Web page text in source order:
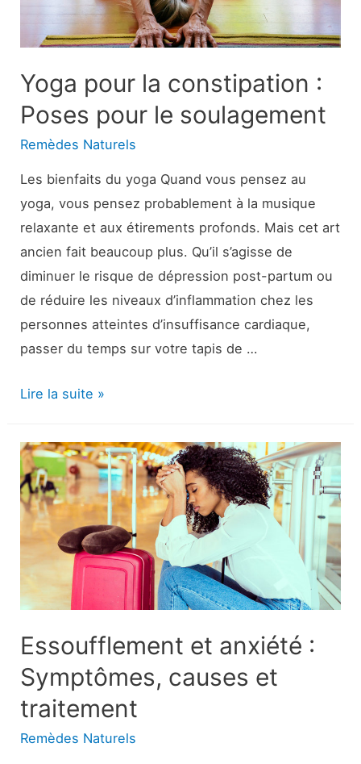
des
maladies
invisibles
Yoga pour la constipation :
Poses pour le soulagement
Remèdes Naturels
Les bienfaits du yoga Quand vous pensez au
yoga, vous pensez probablement à la musique
relaxante et aux étirements profonds. Mais cet art
ancien fait beaucoup plus. Qu’il s’agisse de
diminuer le risque de dépression post-partum ou
de réduire les niveaux d’inflammation chez les
personnes atteintes d’insuffisance cardiaque,
passer du temps sur votre tapis de …
Yoga
la
constipation
:
Poses
pour
soulagement
Lire la suite »
Essoufflement et anxiété :
Symptômes, causes et
traitement
Remèdes Naturels